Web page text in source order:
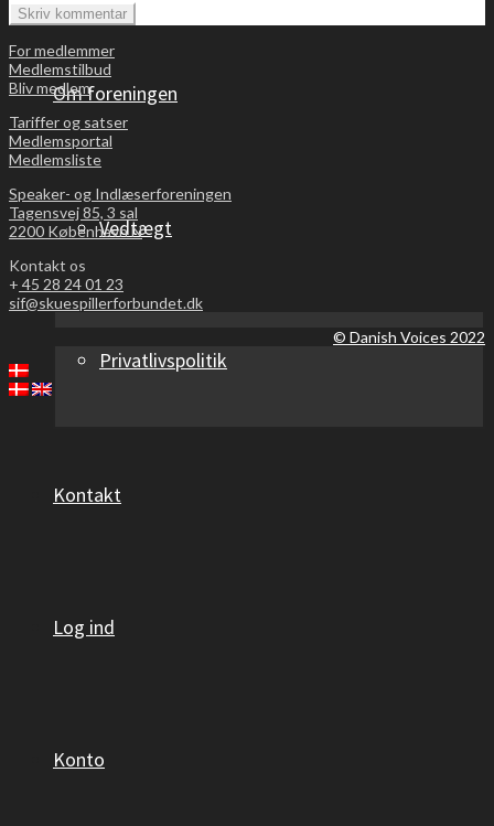
Om foreningen
Vedtægt
Privatlivspolitik
Kontakt
Log ind
Konto
For medlemmer
Medlemstilbud
Bliv medlem
Tariffer og satser
Medlemsportal
Medlemsliste
Speaker- og Indlæserforeningen
Tagensvej 85, 3 sal
2200 København N
Kontakt os
+ 45 28 24 01 23
sif@skuespillerforbundet.dk
© Danish Voices 2022